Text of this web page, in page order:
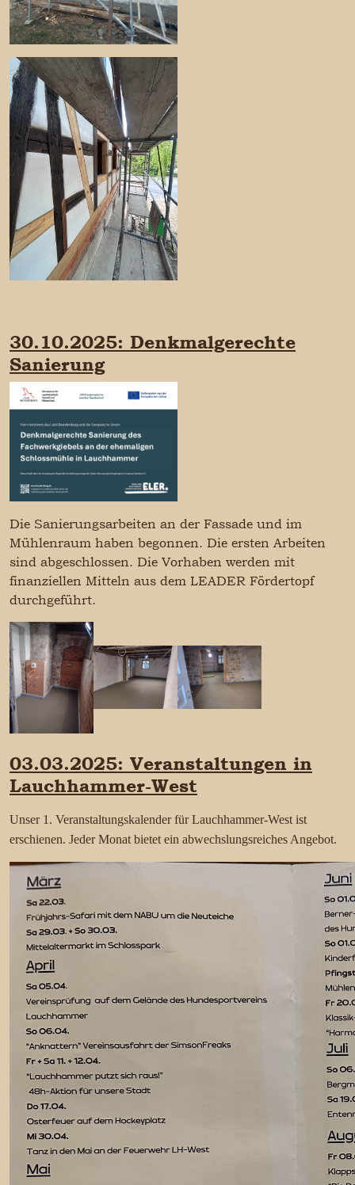
30.10.2025: Denkmalgerechte
Sanierung
Die Sanierungsarbeiten an der Fassade und im
Mühlenraum haben begonnen. Die ersten Arbeiten
sind abgeschlossen. Die Vorhaben werden mit
finanziellen Mitteln aus dem LEADER Fördertopf
durchgeführt.
03.03.2025: Veranstaltungen in
Lauchhammer-West
Unser 1. Veranstaltungskalender für Lauchhammer-West ist
erschienen. Jeder Monat bietet ein abwechslungsreiches Angebot.